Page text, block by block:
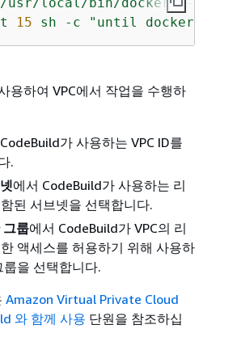
15 sh -c "until docker
용하여 VPC에서 작업을 수행하
가 사용하는 VPC ID를
.
에서 CodeBuild가 사용하는 리
된 서브넷을 선택합니다.
그룹에서 CodeBuild가 VPC의 리
액세스를 허용하기 위해 사용하
룹을 선택합니다.
Amazon Virtual Private Cloud
와 함께 사용 단원을 참조하십